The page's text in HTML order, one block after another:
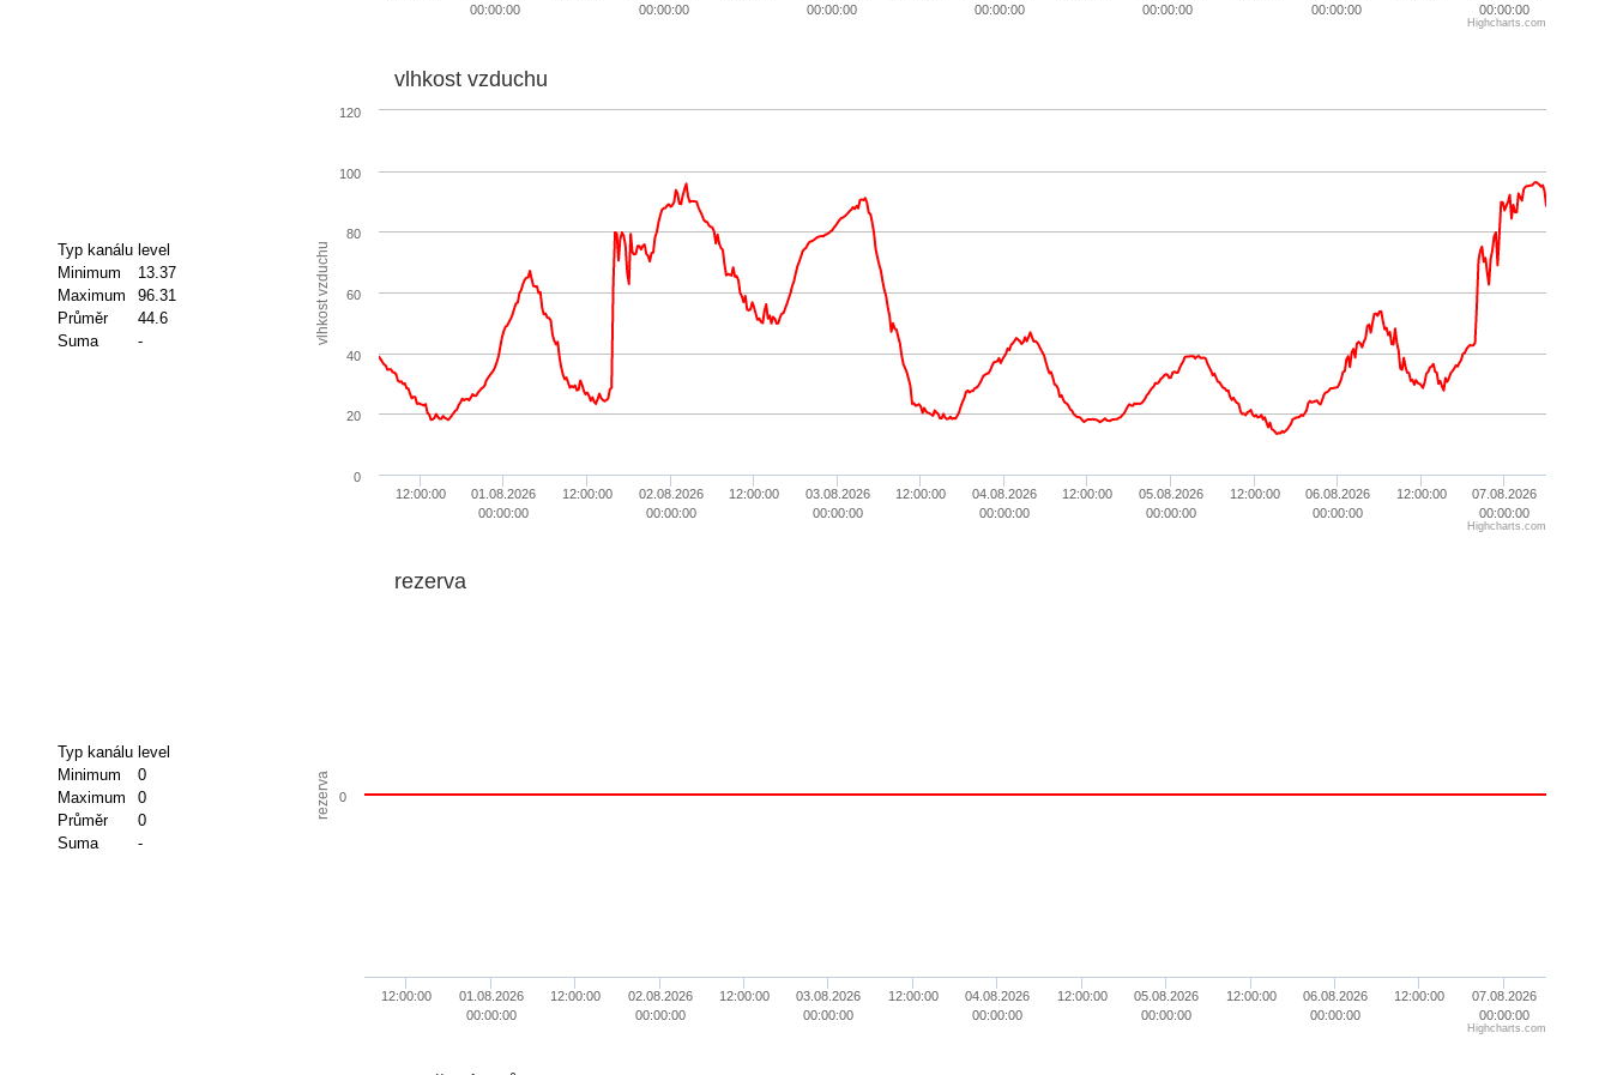
00:00:00
00:00:00
00:00:00
00:00:00
00:00:00
00:00:00
00:00:00
Highcharts.com
Typ kanálu level
Minimum
13.37
Maximum
96.31
Průměr
44.6
Suma
- vlhkost vzduchu
vlhkost vzduchu
12:00:00
01.08.2026
00:00:00
12:00:00
02.08.2026
00:00:00
12:00:00
03.08.2026
00:00:00
12:00:00
04.08.2026
00:00:00
12:00:00
05.08.2026
00:00:00
12:00:00
06.08.2026
00:00:00
12:00:00
07.08.2026
00:00:00
0
20
40
60
80
100
120
Highcharts.com
Typ kanálu level
Minimum
0
Maximum
0
Průměr
0
Suma
-
rezerva
rezerva
12:00:00
01.08.2026
00:00:00
12:00:00
02.08.2026
00:00:00
12:00:00
03.08.2026
00:00:00
12:00:00
04.08.2026
00:00:00
12:00:00
05.08.2026
00:00:00
12:00:00
06.08.2026
00:00:00
12:00:00
07.08.2026
00:00:00
0
Highcharts.com